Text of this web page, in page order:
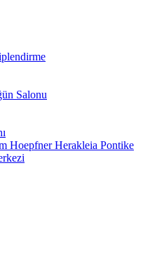
Salonu
Hoepfner Herakleia Pontike